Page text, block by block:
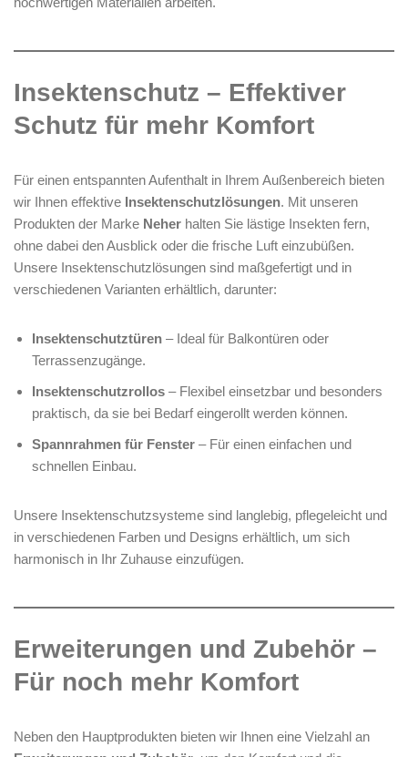
Insektenschutz – Effektiver
Schutz für mehr Komfort
Für einen entspannten Aufenthalt in Ihrem Außenbereich bieten
wir Ihnen effektive Insektenschutzlösungen. Mit unseren
Produkten der Marke Neher halten Sie lästige Insekten fern,
ohne dabei den Ausblick oder die frische Luft einzubüßen.
Unsere Insektenschutzlösungen sind maßgefertigt und in
verschiedenen Varianten erhältlich, darunter:
Insektenschutztüren – Ideal für Balkontüren oder
Terrassenzugänge.
Insektenschutzrollos – Flexibel einsetzbar und besonders
praktisch, da sie bei Bedarf eingerollt werden können.
Spannrahmen für Fenster – Für einen einfachen und
schnellen Einbau.
Unsere Insektenschutzsysteme sind langlebig, pflegeleicht und
in verschiedenen Farben und Designs erhältlich, um sich
harmonisch in Ihr Zuhause einzufügen.
Erweiterungen und Zubehör –
Für noch mehr Komfort
Neben den Hauptprodukten bieten wir Ihnen eine Vielzahl an